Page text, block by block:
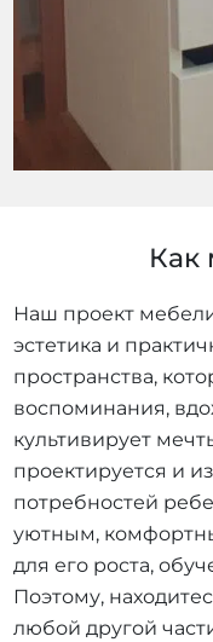
Как
Наш проект
эстетика и
пространства,
воспоминания,
культивирует
проектируется и
потребностей
уютным,
для его роста,
Поэтому,
любой другой